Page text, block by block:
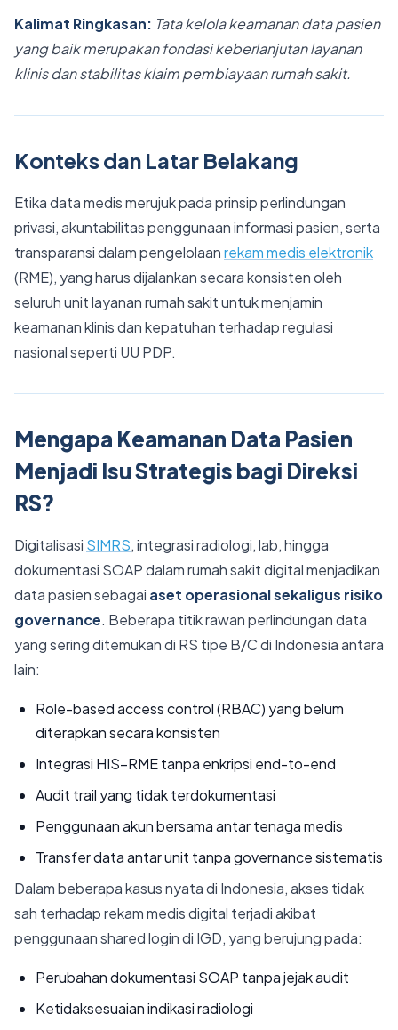
Kalimat Ringkasan: Tata kelola keamanan data pasien
yang baik merupakan fondasi keberlanjutan layanan
klinis dan stabilitas klaim pembiayaan rumah sakit.
Konteks dan Latar Belakang
Etika data medis merujuk pada prinsip perlindungan
privasi, akuntabilitas penggunaan informasi pasien, serta
transparansi dalam pengelolaanrekam medis elektronik
(RME), yang harus dijalankan secara konsisten oleh
seluruh unit layanan rumah sakit untuk menjamin
keamanan klinis dan kepatuhan terhadap regulasi
nasional seperti UU PDP.
Mengapa Keamanan Data Pasien
Menjadi Isu Strategis bagi Direksi
RS?
Digitalisasi SIMRS, integrasi radiologi, lab, hingga
dokumentasi SOAP dalam rumah sakit digital menjadikan
data pasien sebagai aset operasional sekaligus risiko
governance. Beberapa titik rawan perlindungan data
yang sering ditemukan di RS tipe B/C di Indonesia antara
lain:
Role-based access control (RBAC) yang belum
diterapkan secara konsisten
Integrasi HIS–RME tanpa enkripsi end-to-end
Audit trail yang tidak terdokumentasi
Penggunaan akun bersama antar tenaga medis
Transfer data antar unit tanpa governance sistematis
Dalam beberapa kasus nyata di Indonesia, akses tidak
sah terhadap rekam medis digital terjadi akibat
penggunaan shared login di IGD, yang berujung pada:
Perubahan dokumentasi SOAP tanpa jejak audit
Ketidaksesuaian indikasi radiologi